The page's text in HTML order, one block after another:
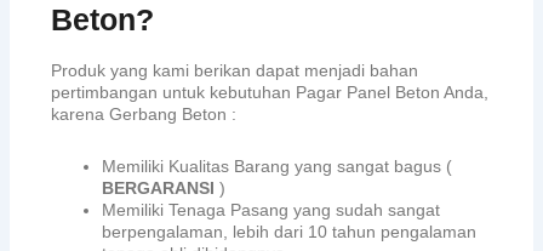
Beton?
Produk yang kami berikan dapat menjadi bahan
pertimbangan untuk kebutuhan Pagar Panel Beton Anda,
karena Gerbang Beton :
Memiliki Kualitas Barang yang sangat bagus (
BERGARANSI )
Memiliki Tenaga Pasang yang sudah sangat
berpengalaman, lebih dari 10 tahun pengalaman